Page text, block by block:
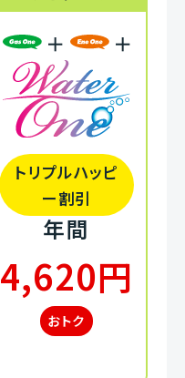
＋ ＋
トリプルハッピ
ー割引
年間
4,620円
おトク